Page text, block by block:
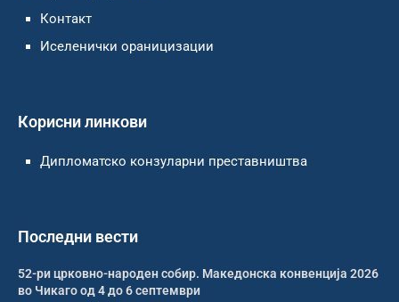
Контакт
Иселенички ораницизации
Корисни линкови
Дипломатско конзуларни преставништва
Последни вести
52-ри црковно-народен собир. Македонска конвенција 2026
во Чикаго од 4 до 6 септември